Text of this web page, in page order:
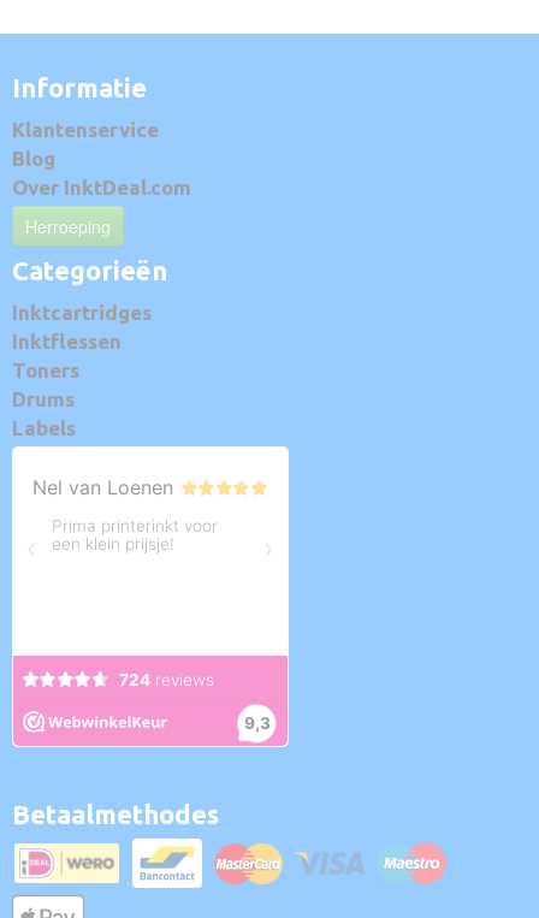
Informatie
Klantenservice
Blog
Over InktDeal.com
Herroeping
Categorieën
Inktcartridges
Inktflessen
Toners
Drums
Labels
Betaalmethodes